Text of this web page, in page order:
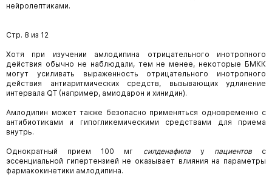
нейролептиками.
Стр. 8 из 12
Хотя при изучении амлодипина отрицательного инотропного
действия обычно не наблюдали, тем не менее, некоторые БМКК
могут усиливать выраженность отрицательного инотропного
действия антиаритмических средств, вызывающих удлинение
интервала QT (например, амиодарон и хинидин).
Амлодипин может также безопасно применяться одновременно с
антибиотиками и гипогликемическими средствами для приема
внутрь.
Однократный прием 100 мг силденафилау пациентовс
эссенциальной гипертензией не оказывает влияния на параметры
фармакокинетики амлодипина.